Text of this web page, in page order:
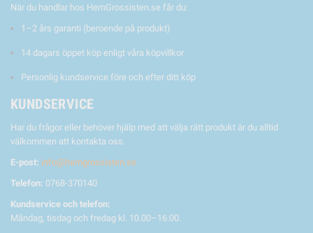
När du handlar hos HemGrossisten.se får du:
1–2 års garanti (beroende på produkt)
14 dagars öppet köp enligt våra köpvillkor
Personlig kundservice före och efter ditt köp
KUNDSERVICE
Har du frågor eller behöver hjälp med att välja rätt produkt är du alltid
välkommen att kontakta oss.
E-post: info@hemgrossisten.se
Telefon: 0768-370140
Kundservice och telefon:
Måndag, tisdag och fredag kl. 10.00–16.00.